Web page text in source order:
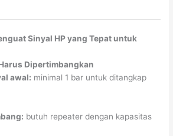
Sinyal HP yang Tepat untuk
Dipertimbangkan
awal: minimal 1 bar untuk ditangkap
butuh repeater dengan kapasitas